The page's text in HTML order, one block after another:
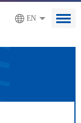
EN